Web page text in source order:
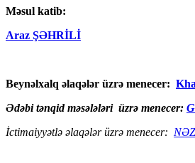
Məsul katib:
Araz ŞƏHRİLİ
Beynəlxalq əlaqələr üzrə menecer:
Ədəbi tənqid məsələləri üzrə menecer:
İctimaiyyətlə əlaqələr üzrə menecer: